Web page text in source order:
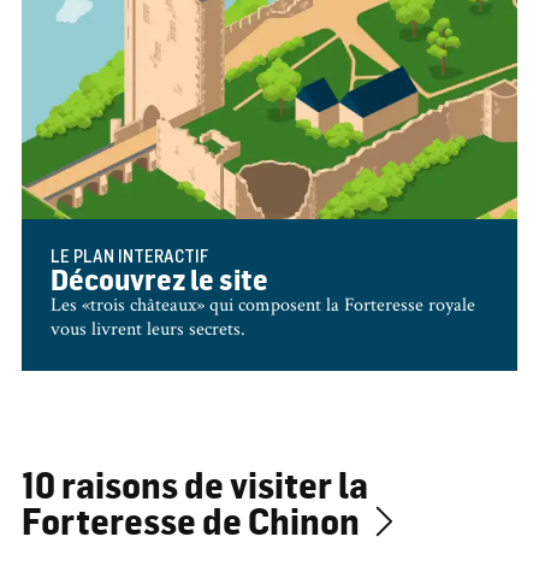
LE PLAN INTERACTIF
Découvrez le site
Les «trois châteaux» qui composent la Forteresse royale
vous livrent leurs secrets.
10 raisons de visiter la
Forteresse de Chinon